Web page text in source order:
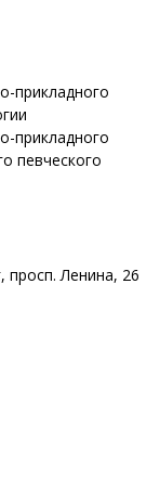
прикладного
прикладного
певческого
просп. Ленина, 26